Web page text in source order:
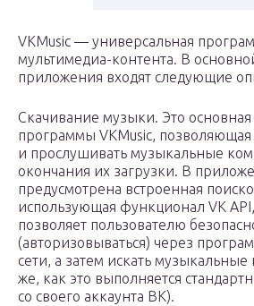
VKMusic — универсальная
мультимедиа-контента. В
приложения входят следующие
Скачивание музыки. Это
программы VKMusic, позволяющая
и прослушивать музыкальные
окончания их загрузки. В
предусмотрена встроенная
использующая функционал VK
позволяет пользователю
(авторизовываться) через
сети, а затем искать
же, как это выполняется
со своего аккаунта ВК).